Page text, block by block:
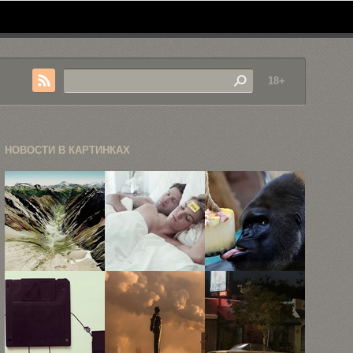
18+
НОВОСТИ В КАРТИНКАХ
Скриншоты
Google Earth
превратили
Лучшая
реклама за
апрель
«Остынь»